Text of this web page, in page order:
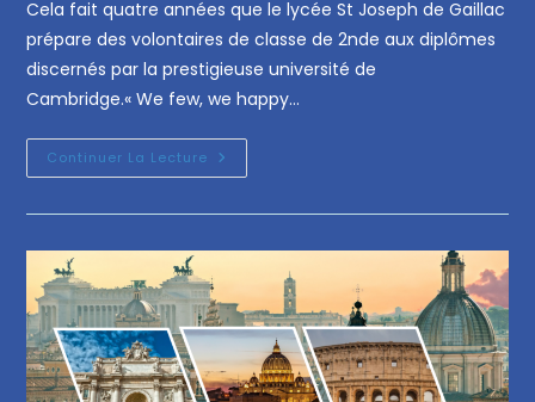
Cela fait quatre années que le lycée St Joseph de Gaillac
prépare des volontaires de classe de 2nde aux diplômes
discernés par la prestigieuse université de
Cambridge.« We few, we happy…
Continuer La Lecture